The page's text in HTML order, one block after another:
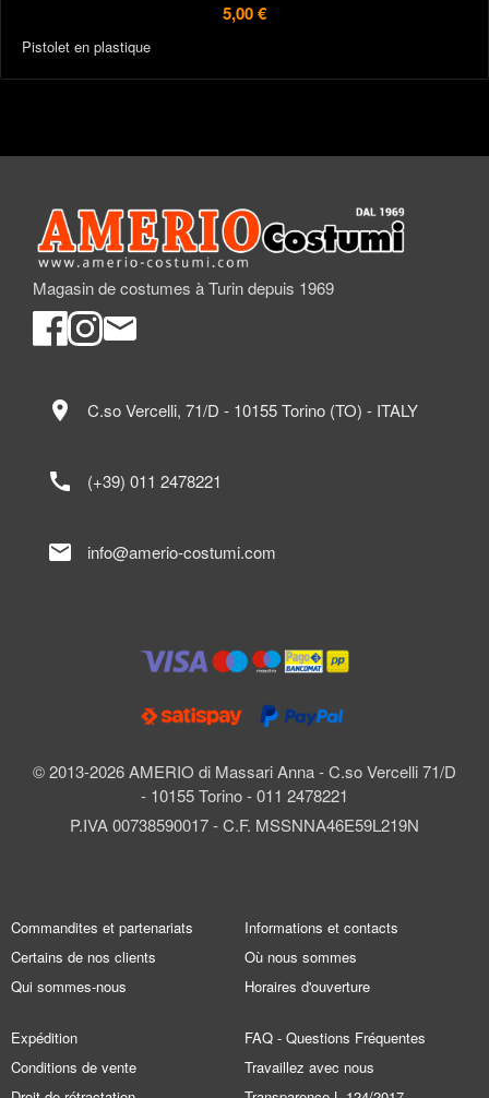
5,00 €
Pistolet en plastique
Magasin de costumes à Turin depuis 1969
© 2013-2026 AMERIO di Massari Anna - C.so Vercelli 71/D
- 10155 Torino - 011 2478221
P.IVA 00738590017 - C.F. MSSNNA46E59L219N
location_on C.so Vercelli, 71/D - 10155 Torino (TO) - ITALY
call (+39) 011 2478221
mail info@amerio-costumi.com
Commandites et partenariats
Certains de nos clients
Qui sommes-nous
Informations et contacts
Où nous sommes
Horaires d'ouverture
Expédition
Conditions de vente
FAQ - Questions Fréquentes
Travaillez avec nous